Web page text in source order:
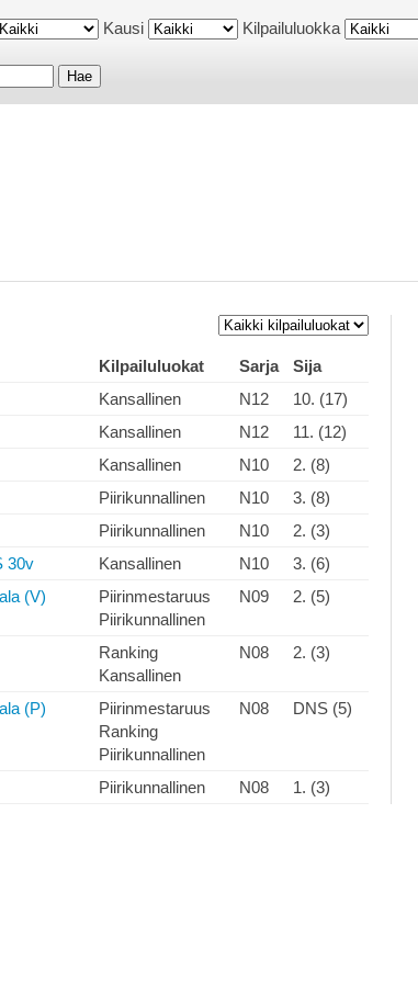
Kausi Kilpailuluokka
Kilpailuluokat Sarja
Sija
Kansallinen N12
10. (17)
Kansallinen N12
11. (12)
Kansallinen N10
2. (8)
Piirikunnallinen N10
3. (8)
Piirikunnallinen N10
2. (3)
30v Kansallinen N10
3. (6)
(V)
Piirinmestaruus
Piirikunnallinen
N09 2. (5)
Ranking
Kansallinen
N08 2. (3)
(P)
Piirinmestaruus
Ranking
Piirikunnallinen
N08 DNS (5)
Piirikunnallinen N08 1. (3)